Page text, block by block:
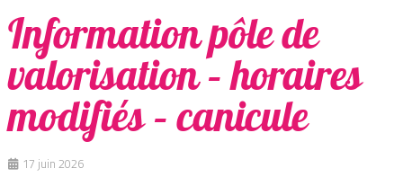
Information pôle de
valorisation – horaires
modifiés – canicule
17 juin 2026